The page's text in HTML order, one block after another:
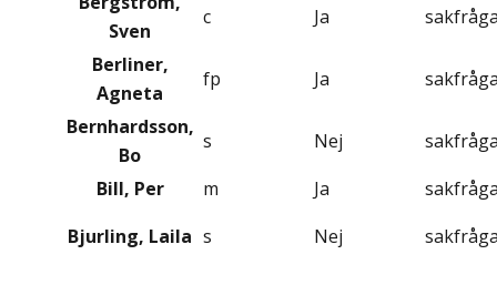
Sven
c Ja
Berliner,
Agneta
fp Ja
Bernhardsson,
Bo
s Nej
Bill, Per
m Ja
Bjurling, Laila s Nej